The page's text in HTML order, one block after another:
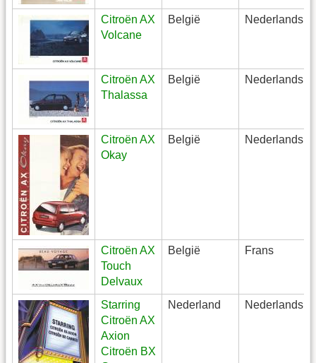
Citroën AX
Volcane
België Nederlands
Citroën AX
Thalassa
België Nederlands
Citroën AX
Okay
België Nederlands
Citroën AX
Touch
Delvaux
België Frans
Starring
Citroën AX
Axion
Citroën BX
Nederland Nederlands